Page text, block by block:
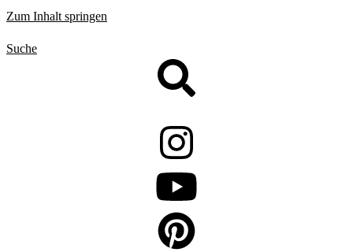
Zum Inhalt springen
Suche